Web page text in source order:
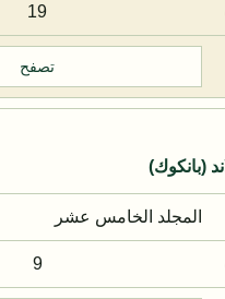
19
تصفح
(بانكوك)
المجلد الخامس عشر
9